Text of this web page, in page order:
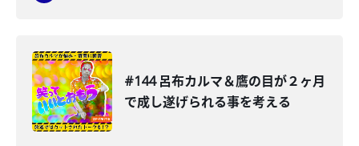
#144 呂布カルマ＆鷹の目が２ヶ月
で成し遂げられる事を考える